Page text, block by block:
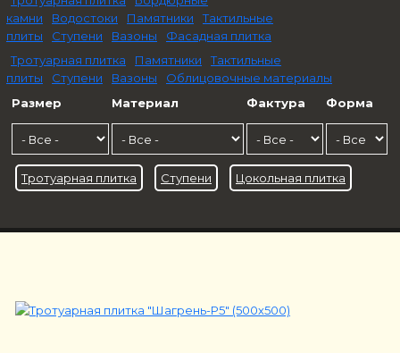
камни
Водостоки Памятники
Тактильные
плиты
Ступени Вазоны
Фасадная плитка
Тротуарная плитка
Памятники
Тактильные
плиты
Ступени Вазоны
Облицовочные материалы
Размер
Материал Фактура Форма
Тротуарная плитка Ступени Цокольная плитка